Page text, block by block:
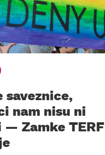
saveznice,
nam nisu ni
— Zamke TERF